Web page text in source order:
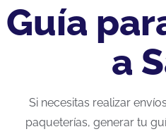
Guía
a
Si necesitas realizar
paqueterías, generar tu